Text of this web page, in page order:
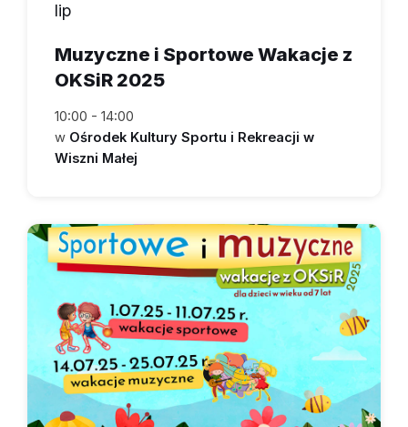
lip
Muzyczne i Sportowe Wakacje z
OKSiR 2025
10:00 - 14:00
w Ośrodek Kultury Sportu i Rekreacji w
Wiszni Małej